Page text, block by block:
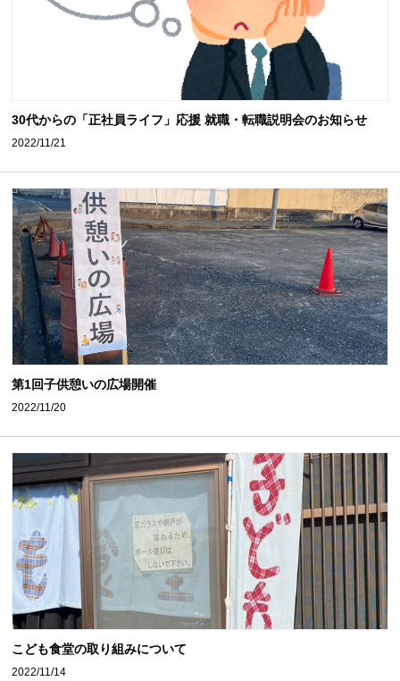
30代からの「正社員ライフ」応援 就職・転職説明会のお知らせ
2022/11/21
第1回子供憩いの広場開催
2022/11/20
こども食堂の取り組みについて
2022/11/14